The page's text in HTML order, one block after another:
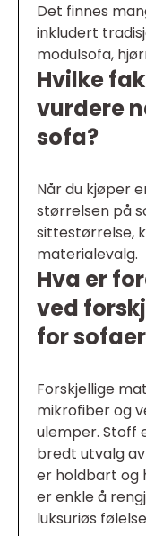
Det finnes
inkludert
modulsofa,
Hvilke
vurdere
sofa?
Når du kjøper
størrelsen på
sittestørrelse,
materialevalg.
Hva er
ved
for
Forskjellige
mikrofiber og
ulemper. Stoff
bredt utvalg
er holdbart og
er enkle å
luksuriøs